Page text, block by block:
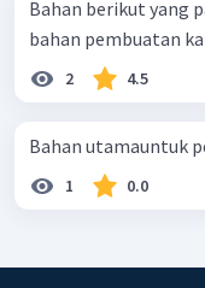
Bahan berikut yang
bahan pembuatan
2 4.5
Bahan utamauntuk
1 0.0